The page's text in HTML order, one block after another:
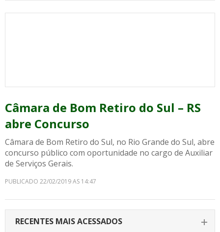
Câmara de Bom Retiro do Sul – RS
abre Concurso
Câmara de Bom Retiro do Sul, no Rio Grande do Sul, abre
concurso público com oportunidade no cargo de Auxiliar
de Serviços Gerais.
PUBLICADO 22/02/2019 AS 14:47
RECENTES MAIS ACESSADOS